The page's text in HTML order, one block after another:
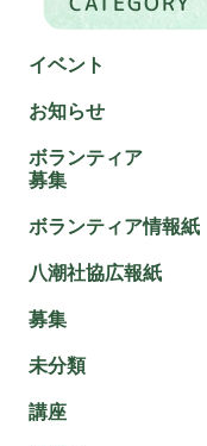
イベント
お知らせ
ボランティア
募集
ボランティア情報紙
八潮社協広報紙
募集
未分類
講座